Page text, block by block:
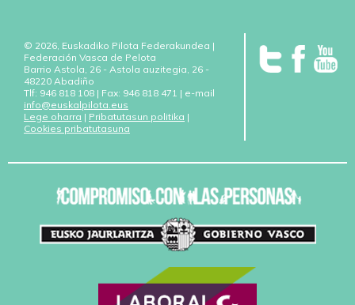
© 2026, Euskadiko Pilota Federakundea |
Federación Vasca de Pelota
Barrio Astola, 26 - Astola auzitegia, 26 -
48220 Abadiño
Tlf: 946 818 108 | Fax: 946 818 471 | e-mail
info@euskalpilota.eus
Lege oharra | Pribatutasun politika |
Cookies pribatutasuna